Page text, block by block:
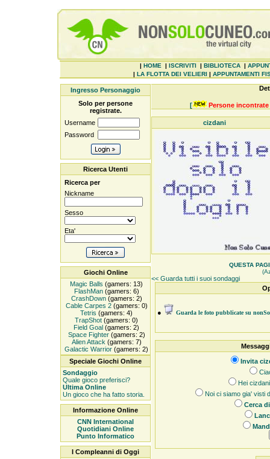
| HOME | ISCRIVITI| BIBLIOTECA|
| LA FLOTTA DEI VELIERI | APPUNTAMENTI
Ingresso Personaggio
Solo per persone
registrate.
Username
Password
Ricerca Utenti
Ricerca per
Nickname
Sesso
Eta'
Giochi Online
Magic Balls (gamers: 13)
FlashMan(gamers: 6)
CrashDown(gamers: 2)
Cable Carpes 2(gamers: 0)
Tetris (gamers: 4)
TrapShot (gamers: 0)
Field Goal (gamers: 2)
Space Fighter(gamers: 2)
Alien Attack (gamers: 7)
Galactic Warrior (gamers: 2)
Speciale Giochi Online
Sondaggio
Quale gioco preferisci?
Ultima Online
Un gioco che ha fatto storia.
Informazione Online
CNN International
Quotidiani Online
Punto Informatico
I Compleanni di Oggi
[ Persone
cizdani
QUESTA
<< Guarda tutti i suoi sondaggi
● Guarda le foto pubblicate su
Invita
Hei
Noi ci siamo gia' visti
Cerca